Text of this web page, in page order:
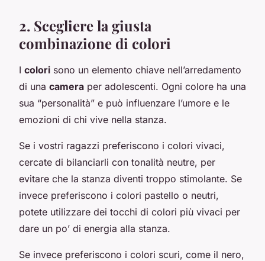
2. Scegliere la giusta
combinazione di colori
I colori sono un elemento chiave nell’arredamento
di una camera per adolescenti. Ogni colore ha una
sua “personalità” e può influenzare l’umore e le
emozioni di chi vive nella stanza.
Se i vostri ragazzi preferiscono i colori vivaci,
cercate di bilanciarli con tonalità neutre, per
evitare che la stanza diventi troppo stimolante. Se
invece preferiscono i colori pastello o neutri,
potete utilizzare dei tocchi di colori più vivaci per
dare un po’ di energia alla stanza.
Se invece preferiscono i colori scuri, come il nero,